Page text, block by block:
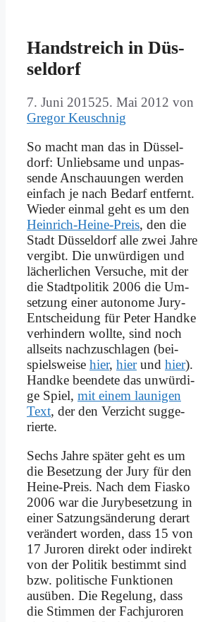
Hand­streich in Düs­
sel­dorf
7. Juni 201525. Mai 2012 von
Gregor Keuschnig
So macht man das in Düs­sel­
dorf: Un­lieb­sa­me und un­pas­
sen­de An­schau­un­gen wer­den
ein­fach je nach Be­darf ent­fernt.
Wie­der ein­mal geht es um den
Hein­rich-Hei­ne-Preis, den die
Stadt Düs­sel­dorf al­le zwei Jah­re
ver­gibt. Die un­wür­di­gen und
lä­cher­li­chen Ver­su­che, mit der
die Stadt­po­li­tik 2006 die Um­
set­zung ei­ner au­to­no­me Ju­ry-
Ent­schei­dung für Pe­ter Hand­ke
ver­hin­dern woll­te, sind noch
all­seits nach­zu­schla­gen (bei­
spiels­wei­se hier, hierund hier).
Hand­ke be­en­de­te das un­wür­di­
ge Spiel, mit ei­nem lau­ni­gen
Text, der den Ver­zicht sug­ge­
rier­te.
Sechs Jah­re spä­ter geht es um
die Be­set­zung der Ju­ry für den
Hei­ne-Preis. Nach dem Fi­as­ko
2006 war die Ju­ry­be­set­zung in
ei­ner Sat­zungs­än­de­rung der­art
ver­än­dert wor­den, dass 15 von
17 Ju­ro­ren di­rekt oder in­di­rekt
von der Po­li­tik be­stimmt sind
bzw. po­li­ti­sche Funk­tio­nen
aus­üben. Die Re­ge­lung, dass
die Stim­men der Fach­ju­ro­ren